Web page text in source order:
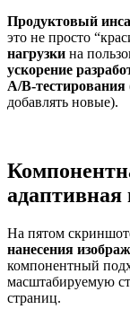
Продуктовый
это не просто
нагрузки на
ускорение
A/B-тестирования
добавлять новые).
адаптивная
На пятом
нанесения
компонентный
масштабируемую
страниц.